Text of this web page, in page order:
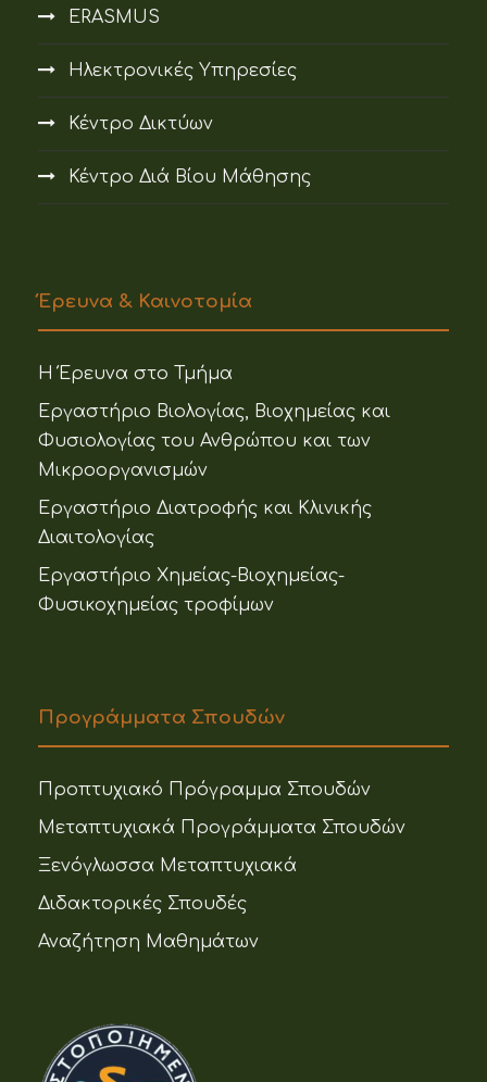
ERASMUS
Ηλεκτρονικές Υπηρεσίες
Κέντρο Δικτύων
Κέντρο Διά Βίου Μάθησης
Έρευνα & Καινοτομία
Η Έρευνα στο Τμήμα
Εργαστήριο Βιολογίας, Βιοχημείας και
Φυσιολογίας του Ανθρώπου και των
Μικροοργανισμών
Εργαστήριο Διατροφής και Κλινικής
Διαιτολογίας
Εργαστήριο Χημείας-Βιοχημείας-
Φυσικοχημείας τροφίμων
Προγράμματα Σπουδών
Προπτυχιακό Πρόγραμμα Σπουδών
Μεταπτυχιακά Προγράμματα Σπουδών
Ξενόγλωσσα Μεταπτυχιακά
Διδακτορικές Σπουδές
Αναζήτηση Μαθημάτων